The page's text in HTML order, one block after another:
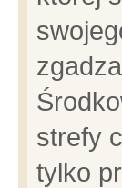
strefy
tylko